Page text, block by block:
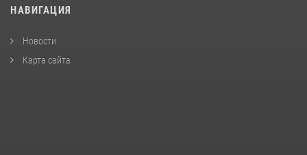
НАВИГАЦИЯ
Новости
Карта сайта